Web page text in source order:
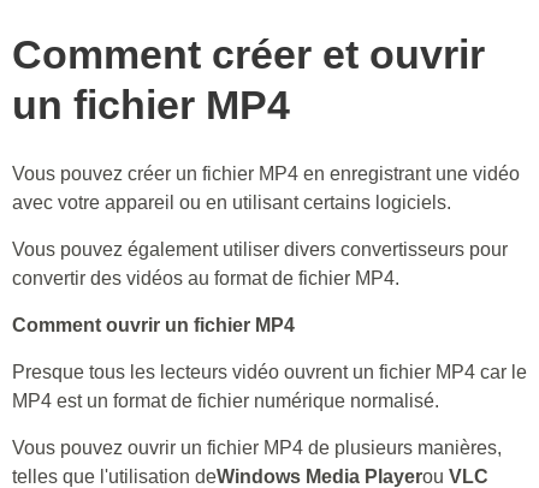
Comment créer et ouvrir
un fichier MP4
Vous pouvez créer un fichier MP4 en enregistrant une vidéo
avec votre appareil ou en utilisant certains logiciels.
Vous pouvez également utiliser divers convertisseurs pour
convertir des vidéos au format de fichier MP4.
Comment ouvrir un fichier MP4
Presque tous les lecteurs vidéo ouvrent un fichier MP4 car le
MP4 est un format de fichier numérique normalisé.
Vous pouvez ouvrir un fichier MP4 de plusieurs manières,
telles que l'utilisation deWindows Media Playerou VLC